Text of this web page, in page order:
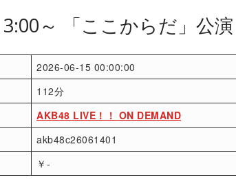
～ 「ここからだ」公演
2026-06-15 00:00:00
112分
AKB48 LIVE！！ ON DEMAND
akb48c26061401
￥-